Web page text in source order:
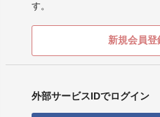
す。
新規会員登
外部サービスIDでログイン